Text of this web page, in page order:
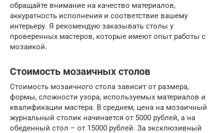
обращайте внимание на качество материалов,
аккуратность исполнения и соответствие вашему
интерьеру. Я рекомендую заказывать столы у
проверенных мастеров, которые имеют опыт работы с
мозаикой.
Стоимость мозаичных столов
Стоимость мозаичного стола зависит от размера,
формы, сложности узора, используемых материалов и
квалификации мастера. В среднем, цена на мозаичный
журнальный столик начинается от 5000 рублей, а на
обеденный стол – от 15000 рублей. За эксклюзивный